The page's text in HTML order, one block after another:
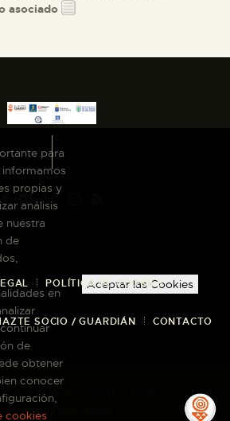
asociado
POLÍTICA DE COOKIES
SOCIO / GUARDIÁN CONTACTO
2026 El Museo Canario · Todos
derechos reservados
para
propias y
análisis
nuestra
de
en
de
obtener
conocer
cookies
Aceptar las Cookies